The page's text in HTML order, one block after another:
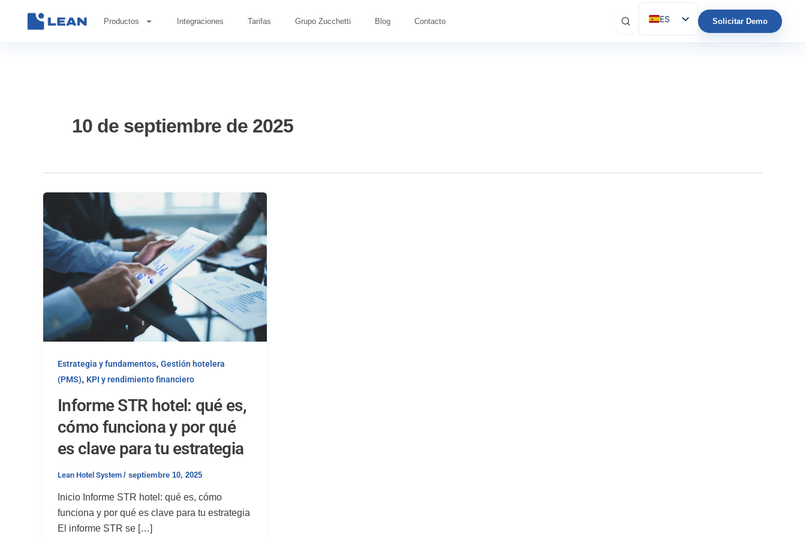
Productos Integraciones Tarifas Grupo Zucchetti Blog Contacto
ES
EN
Solicitar Demo
10 de septiembre de 2025
Estrategia y fundamentos, Gestión hotelera
(PMS), KPI y rendimiento financiero
Informe STR hotel: qué es,
cómo funciona y por qué
es clave para tu estrategia
Lean Hotel System / septiembre 10, 2025
Inicio Informe STR hotel: qué es, cómo
funciona y por qué es clave para tu estrategia
El informe STR se […]